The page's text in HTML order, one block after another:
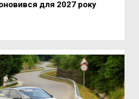
для 2027 року